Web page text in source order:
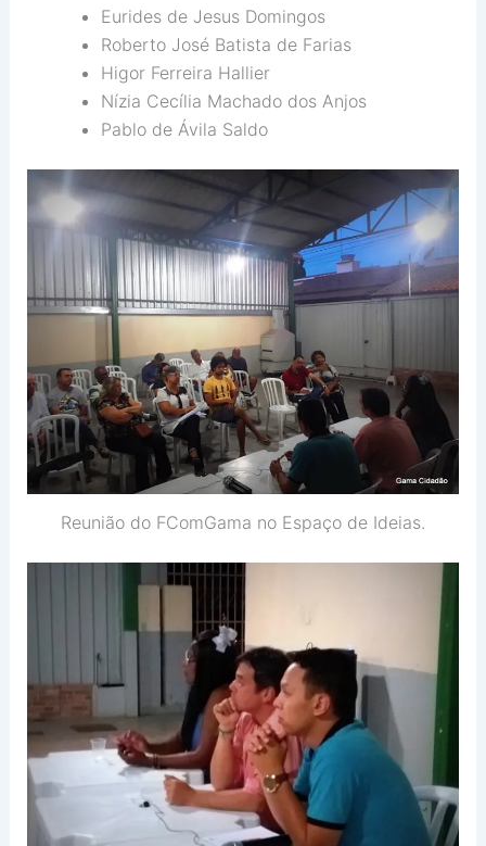
Eurides de Jesus Domingos
Roberto José Batista de Farias
Higor Ferreira Hallier
Nízia Cecília Machado dos Anjos
Pablo de Ávila Saldo
Reunião do FComGama no Espaço de Ideias.